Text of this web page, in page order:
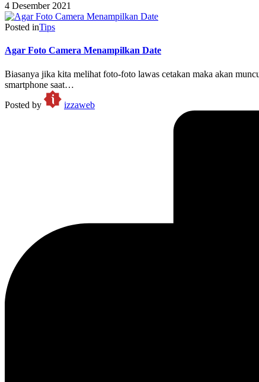
4 Desember 2021
Posted inTips
Agar Foto Camera Menampilkan Date
Biasanya jika kita melihat foto-foto lawas cetakan maka akan
smartphone saat…
Posted by
izzaweb